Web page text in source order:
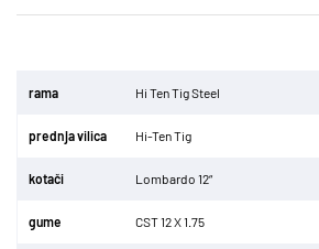
rama Hi Ten Tig Steel
prednja vilica Hi-Ten Tig
kotači Lombardo 12“
gume CST12 X 1.75